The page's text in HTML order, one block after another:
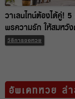
วาเลนไทน์ต้องได้คู่!
พรความรัก ให้สมหวั
วิธีการขอหวย
อัพเดทหวย ล่